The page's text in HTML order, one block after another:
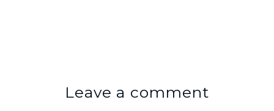
Leave a comment